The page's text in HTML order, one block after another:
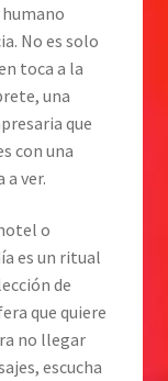
No es solo
toca a la
una
que
con una
ver.
o
es un ritual
de
que quiere
no llegar
escucha